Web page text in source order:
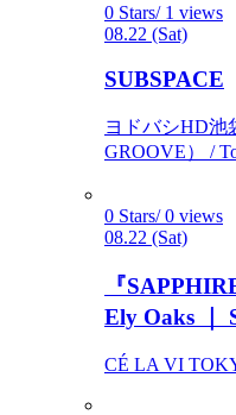
0 Stars/ 1 views
08.22 (Sat)
SUBSPACE
ヨドバシHD池
GROOVE） /
0 Stars/ 0 views
08.22 (Sat)
『
Ely Oaks ｜
CÉ LA VI